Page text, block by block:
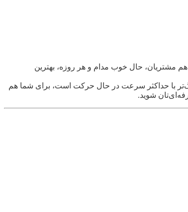
هم مشتریان، حال خوب مدام و هر روزه، بهترین
با حداکثر سرعت در حال حرکت است، برای شما هم
شوید.